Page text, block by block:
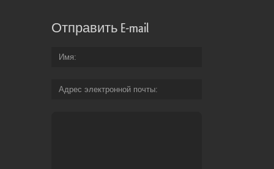
Отправить E-mail
Имя
Адрес электронной почты